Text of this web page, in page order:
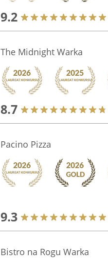
9.2
The Midnight Warka
8.7
Pacino Pizza
9.3
Bistro na Rogu Warka